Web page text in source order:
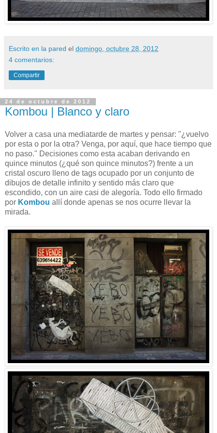
Escrito en la pared el domingo, octubre 28, 2012
4 comentarios:
Compartir
24 de octubre de 2012
Kombou | Blanco y claro
Volver a casa una mediatarde de martes y pensar: "¿vuelvo
por esta o por la otra? Venga, por aquí, que hace tiempo que
no paso." Decisiones como esta acaban derivando en
quince minutos (¿qué son quince minutos?) frente a un
cristal oscuro lleno de tags ocupado por un conjunto de
dibujos de detalle infinito y sentido más claro que
escondido, con un aire casi de alegoría. Todo ello firmado
por Kombou allí donde apenas se nos ocurre llevar la
mirada.